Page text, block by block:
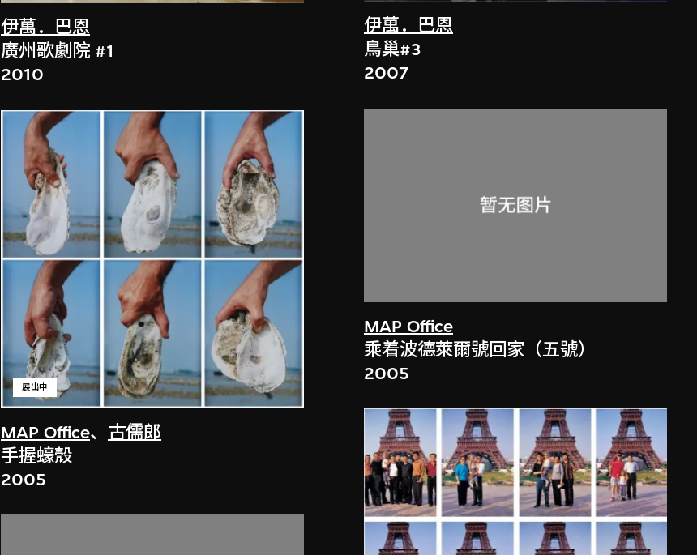
伊萬．巴恩
廣州歌劇院 #1
2010
MAP Office、 古儒郎
展出中
手握蠔殼
2005
伊萬．巴恩
鳥巢#3
2007
MAP Office
乘着波德萊爾號回家（五號）
2005